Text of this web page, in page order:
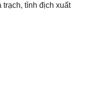
tình địch xuất